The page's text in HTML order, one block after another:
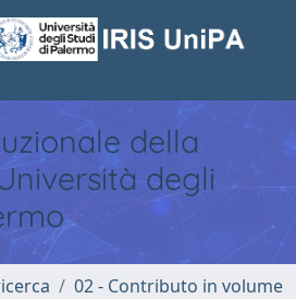
della
degli
02 - Contributo in volume